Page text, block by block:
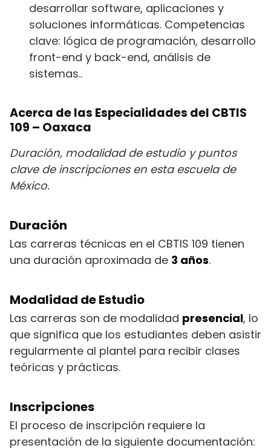
desarrollar software, aplicaciones y
soluciones informáticas. Competencias
clave: lógica de programación, desarrollo
front-end y back-end, análisis de
sistemas..
Acerca de las Especialidades del CBTIS
109 – Oaxaca
Duración, modalidad de estudio y puntos
clave de inscripciones en esta escuela de
México.
Duración
Las carreras técnicas en el CBTIS 109 tienen
una duración aproximada de 3 años.
Modalidad de Estudio
Las carreras son de modalidad presencial, lo
que significa que los estudiantes deben asistir
regularmente al plantel para recibir clases
teóricas y prácticas.
Inscripciones
El proceso de inscripción requiere la
presentación de la siguiente documentación: